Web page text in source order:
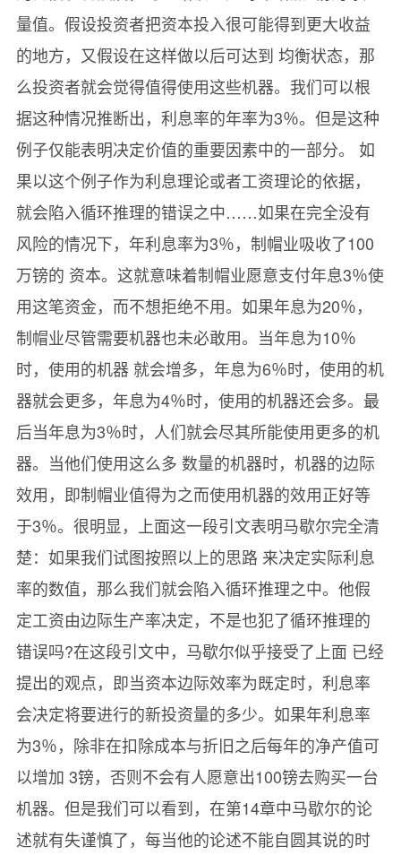
量值。假设投资者把资本投入很可能得到更大收益
的地方，又假设在这样做以后可达到 均衡状态，那
么投资者就会觉得值得使用这些机器。我们可以根
据这种情况推断出，利息率的年率为3％。但是这种
例子仅能表明决定价值的重要因素中的一部分。 如
果以这个例子作为利息理论或者工资理论的依据，
就会陷入循环推理的错误之中……如果在完全没有
风险的情况下，年利息率为3％，制帽业吸收了100
万镑的 资本。这就意味着制帽业愿意支付年息3％使
用这笔资金，而不想拒绝不用。如果年息为20％，
制帽业尽管需要机器也未必敢用。当年息为10％
时，使用的机器 就会增多，年息为6％时，使用的机
器就会更多，年息为4％时，使用的机器还会多。最
后当年息为3％时，人们就会尽其所能使用更多的机
器。当他们使用这么多 数量的机器时，机器的边际
效用，即制帽业值得为之而使用机器的效用正好等
于3％。很明显，上面这一段引文表明马歇尔完全清
楚：如果我们试图按照以上的思路 来决定实际利息
率的数值，那么我们就会陷入循环推理之中。他假
定工资由边际生产率决定，不是也犯了循环推理的
错误吗?在这段引文中，马歇尔似乎接受了上面 已经
提出的观点，即当资本边际效率为既定时，利息率
会决定将要进行的新投资量的多少。如果年利息率
为3％，除非在扣除成本与折旧之后每年的净产值可
以增加 3镑，否则不会有人愿意出100镑去购买一台
机器。但是我们可以看到，在第14章中马歇尔的论
述就有失谨慎了，每当他的论述不能自圆其说的时